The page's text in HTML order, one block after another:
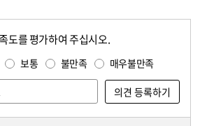
도를 평가하여 주십시오.
보통 불만족 매우불만족